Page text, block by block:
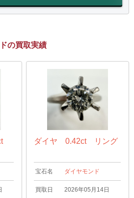
の買取実績
ダイヤ 0.42ct リング
宝石名 ダイヤモンド
買取日 2026年05月14日